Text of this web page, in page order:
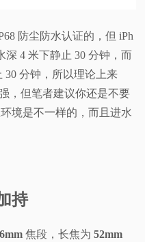
防尘防水认证的，但 iPh
深 4 米下静止 30 分钟，而
30 分钟，所以理论上来
，但笔者建议你还是不要
境是不一样的，而且进水
持
焦段，长焦为52mm